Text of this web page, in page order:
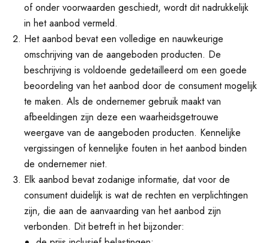
of onder voorwaarden geschiedt, wordt dit nadrukkelijk
in het aanbod vermeld.
Het aanbod bevat een volledige en nauwkeurige
omschrijving van de aangeboden producten. De
beschrijving is voldoende gedetailleerd om een goede
beoordeling van het aanbod door de consument mogelijk
te maken. Als de ondernemer gebruik maakt van
afbeeldingen zijn deze een waarheidsgetrouwe
weergave van de aangeboden producten. Kennelijke
vergissingen of kennelijke fouten in het aanbod binden
de ondernemer niet.
Elk aanbod bevat zodanige informatie, dat voor de
consument duidelijk is wat de rechten en verplichtingen
zijn, die aan de aanvaarding van het aanbod zijn
verbonden. Dit betreft in het bijzonder: